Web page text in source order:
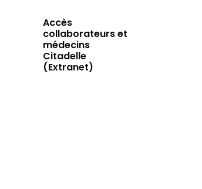
Accès
collaborateurs et
médecins
Citadelle
(Extranet)